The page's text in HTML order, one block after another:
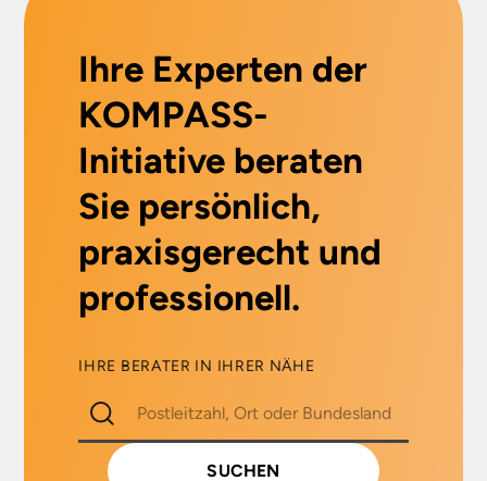
Ihre Experten der
KOMPASS-
Initiative beraten
Sie persönlich,
praxisgerecht und
professionell.
IHRE BERATER IN IHRER NÄHE